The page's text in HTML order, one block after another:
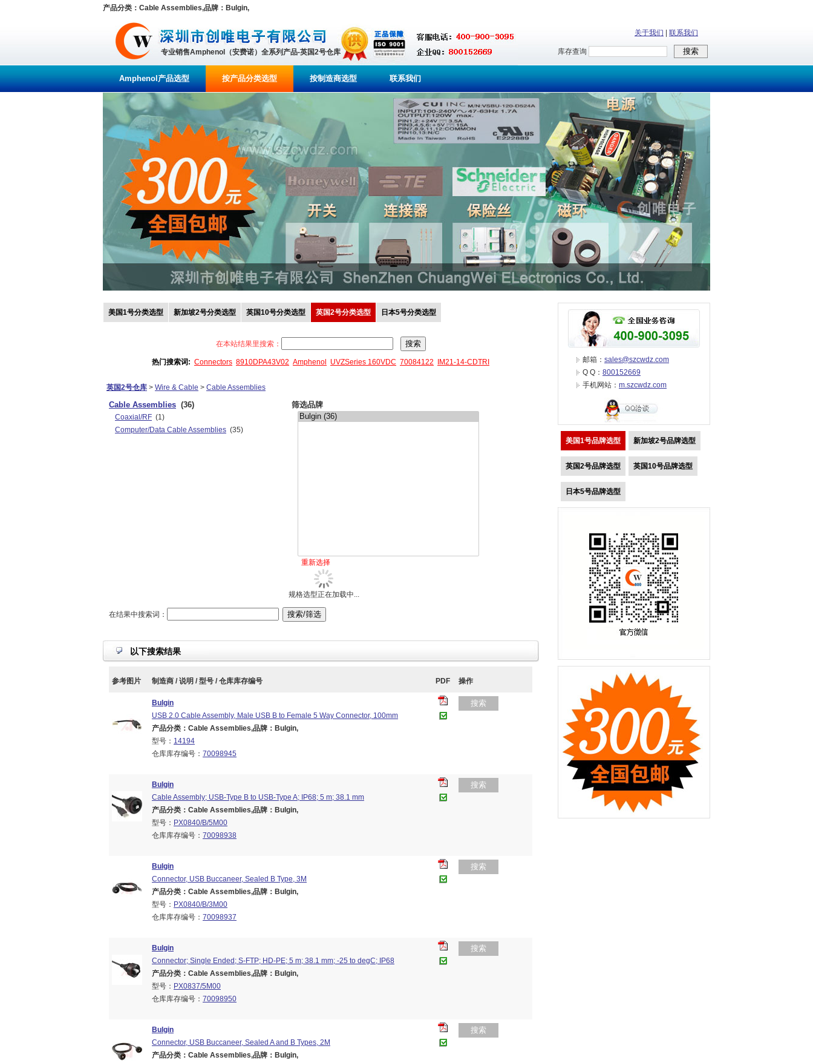
产品分类：Cable Assemblies,品牌：Bulgin,
专业销售Amphenol（安费诺）全系列产品-英国2号仓库
关于我们 联系我们
库存查询
Amphenol产品选型 按产品分类选型 按制造商选型 联系我们
美国1号分类选型 新加坡2号分类选型 英国10号分类选型 英国2号分类选型 日本5号分类选型
在本站结果里搜索：
热门搜索词: Connectors 8910DPA43V02 Amphenol UVZSeries 160VDC 70084122 IM21-14-CDTRI
英国2号仓库 > Wire & Cable > Cable Assemblies
Cable Assemblies (36)
Coaxial/RF (1)
Computer/Data Cable Assemblies (35)
筛选品牌
重新选择
规格选型正在加载中...
在结果中搜索词：
以下搜索结果
参考图片 制造商 / 说明 / 型号 / 仓库库存编号 PDF 操作
Bulgin
USB 2.0 Cable Assembly, Male USB B to Female 5 Way Connector, 100mm
产品分类：Cable Assemblies,品牌：Bulgin,
型号： 14194
仓库库存编号： 70098945
搜索
Bulgin
Cable Assembly; USB-Type B to USB-Type A; IP68; 5 m; 38.1 mm
产品分类：Cable Assemblies,品牌：Bulgin,
型号： PX0840/B/5M00
仓库库存编号： 70098938
搜索
Bulgin
Connector, USB Buccaneer, Sealed B Type, 3M
产品分类：Cable Assemblies,品牌：Bulgin,
型号： PX0840/B/3M00
仓库库存编号： 70098937
搜索
Bulgin
Connector; Single Ended; S-FTP; HD-PE; 5 m; 38.1 mm; -25 to degC; IP68
产品分类：Cable Assemblies,品牌：Bulgin,
型号： PX0837/5M00
仓库库存编号： 70098950
搜索
Bulgin
Connector, USB Buccaneer, Sealed A and B Types, 2M
产品分类：Cable Assemblies,品牌：Bulgin,
搜索
邮箱： sales@szcwdz.com
Q Q： 800152669
手机网站： m.szcwdz.com
美国1号品牌选型 新加坡2号品牌选型
英国2号品牌选型 英国10号品牌选型
日本5号品牌选型